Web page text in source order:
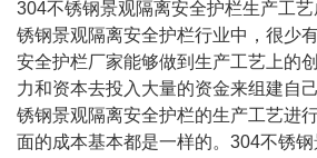
304不锈钢景观隔离安全护栏生产工
锈钢景观隔离安全护栏行业中，很少
安全护栏厂家能够做到生产工艺上的
力和资本去投入大量的资金来组建自
锈钢景观隔离安全护栏的生产工艺进
面的成本基本都是一样的。304不锈